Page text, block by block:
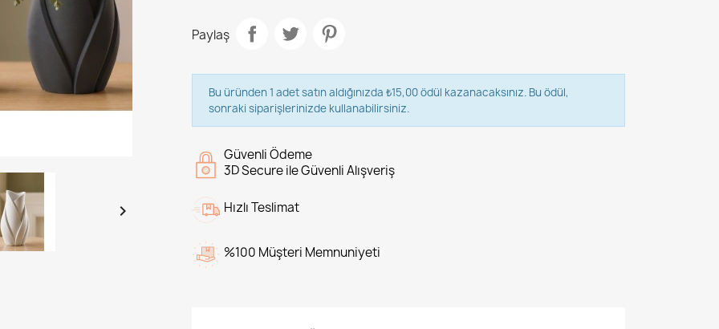

Paylaş
Bu üründen 1 adet satın aldığınızda ₺15,00 ödül kazanacaksınız. Bu ödül,
sonraki siparişlerinizde kullanabilirsiniz.
Güvenli Ödeme
3D Secure ile Güvenli Alışveriş
Hızlı Teslimat
%100 Müşteri Memnuniyeti